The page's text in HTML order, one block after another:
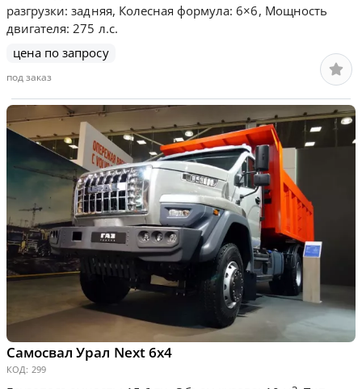
разгрузки: задняя, Колесная формула: 6×6, Мощность
двигателя: 275 л.с.
цена по запросу
под заказ
Самосвал Урал Next 6х4
КОД: 299